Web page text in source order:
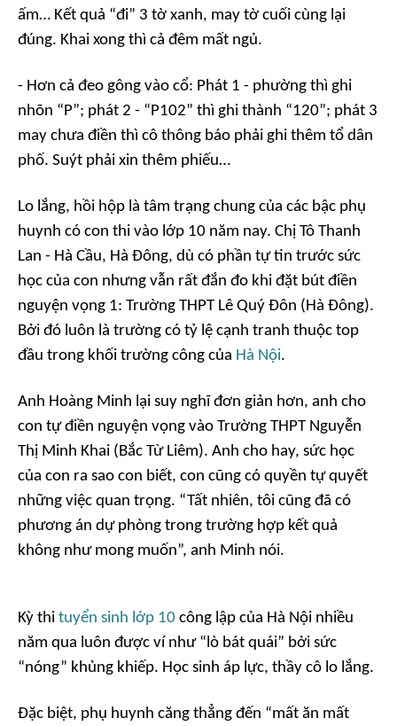
ấm… Kết quả “đi” 3 tờ xanh, may tờ cuối cùng lại
đúng. Khai xong thì cả đêm mất ngủ.
- Hơn cả đeo gông vào cổ: Phát 1 - phường thì ghi
nhõn “P”; phát 2 - “P102” thì ghi thành “120”; phát 3
may chưa điền thì cô thông báo phải ghi thêm tổ dân
phố. Suýt phải xin thêm phiếu…
Lo lắng, hồi hộp là tâm trạng chung của các bậc phụ
huynh có con thi vào lớp 10 năm nay. Chị Tô Thanh
Lan - Hà Cầu, Hà Đông, dù có phần tự tin trước sức
học của con nhưng vẫn rất đắn đo khi đặt bút điền
nguyện vọng 1: Trường THPT Lê Quý Đôn (Hà Đông).
Bởi đó luôn là trường có tỷ lệ cạnh tranh thuộc top
đầu trong khối trường công của Hà Nội.
Anh Hoàng Minh lại suy nghĩ đơn giản hơn, anh cho
con tự điền nguyện vọng vào Trường THPT Nguyễn
Thị Minh Khai (Bắc Từ Liêm). Anh cho hay, sức học
của con ra sao con biết, con cũng có quyền tự quyết
những việc quan trọng. “Tất nhiên, tôi cũng đã có
phương án dự phòng trong trường hợp kết quả
không như mong muốn”, anh Minh nói.
Kỳ thi tuyển sinh lớp 10 công lập của Hà Nội nhiều
năm qua luôn được ví như “lò bát quái” bởi sức
“nóng” khủng khiếp. Học sinh áp lực, thầy cô lo lắng.
Đặc biệt, phụ huynh căng thẳng đến “mất ăn mất